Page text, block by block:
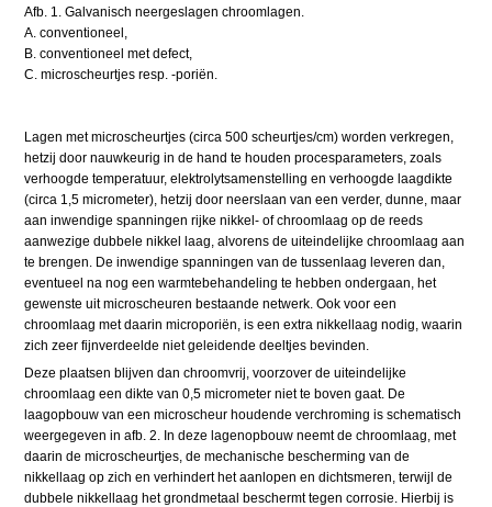
Afb. 1. Galvanisch neergeslagen chroomlagen.
A. conventioneel,
B. conventioneel met defect,
C. microscheurtjes resp. -poriën.
Lagen met microscheurtjes (circa 500 scheurtjes/cm) worden verkregen,
hetzij door nauwkeurig in de hand te houden procesparameters, zoals
verhoogde temperatuur, elektrolytsamenstelling en verhoogde laagdikte
(circa 1,5 micrometer), hetzij door neerslaan van een verder, dunne, maar
aan inwendige spanningen rijke nikkel- of chroomlaag op de reeds
aanwezige dubbele nikkel laag, alvorens de uiteindelijke chroomlaag aan
te brengen. De inwendige spanningen van de tussenlaag leveren dan,
eventueel na nog een warmtebehandeling te hebben ondergaan, het
gewenste uit microscheuren bestaande netwerk. Ook voor een
chroomlaag met daarin microporiën, is een extra nikkellaag nodig, waarin
zich zeer fijnverdeelde niet geleidende deeltjes bevinden.
Deze plaatsen blijven dan chroomvrij, voorzover de uiteindelijke
chroomlaag een dikte van 0,5 micrometer niet te boven gaat. De
laagopbouw van een microscheur houdende verchroming is schematisch
weergegeven in afb. 2. In deze lagenopbouw neemt de chroomlaag, met
daarin de microscheurtjes, de mechanische bescherming van de
nikkellaag op zich en verhindert het aanlopen en dichtsmeren, terwijl de
dubbele nikkellaag het grondmetaal beschermt tegen corrosie. Hierbij is